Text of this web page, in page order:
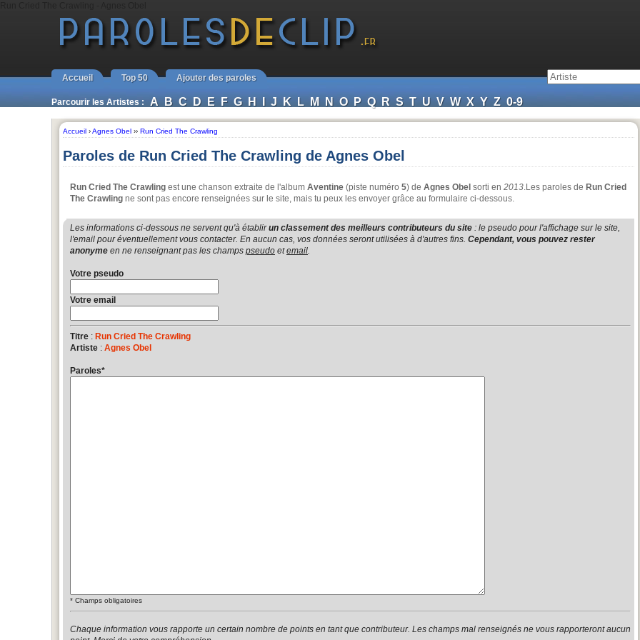
Accueil Top 50 Ajouter des paroles
Parcourir les Artistes : A B C D E F G H I J K L M N O P Q R S T U V W X Y Z 0-9
Accueil ›Agnes Obel ›› Run Cried The Crawling
Paroles de Run Cried The Crawling de Agnes Obel
Run Cried The Crawling est une chanson extraite de l'album Aventine (piste numéro 5) de Agnes Obel sorti en 2013.Les paroles de Run Cried
The Crawling ne sont pas encore renseignées sur le site, mais tu peux les envoyer grâce au formulaire ci-dessous.
Les informations ci-dessous ne servent qu'à établirun classement des meilleurs contributeurs du site : le pseudo pour l'affichage sur le site,
l'email pour éventuellement vous contacter. En aucun cas, vos données seront utilisées à d'autres fins. Cependant, vous pouvez rester
anonyme en ne renseignant pas les champs pseudo etemail.
Votre pseudo
Votre email
Titre : Run Cried The Crawling
Artiste : Agnes Obel
Paroles*
* Champs obligatoires
Chaque information vous rapporte un certain nombre de points en tant que contributeur. Les champs mal renseignés ne vous rapporteront aucun